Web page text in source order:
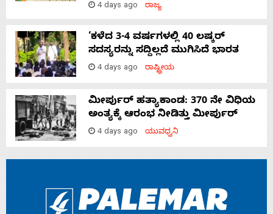
4 days ago ರಾಜ್ಯ
‘ಕಳೆದ 3-4 ವರ್ಷಗಳಲ್ಲಿ 40 ಲಷ್ಕರ್
ಸದಸ್ಯರನ್ನು ಸದ್ದಿಲ್ಲದೆ ಮುಗಿಸಿದೆ ಭಾರತ
4 days ago ರಾಷ್ಟ್ರೀಯ
ಮೀರ್ಪುರ್ ಹತ್ಯಾಕಾಂಡ: 370 ನೇ ವಿಧಿಯ
ಅಂತ್ಯಕ್ಕೆ ಆರಂಭ ನೀಡಿತ್ತು ಮೀರ್ಪುರ್
4 days ago ಯುವಧ್ವನಿ